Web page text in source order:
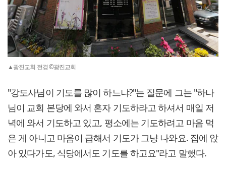
▲광진교회 전경 ©광진교회
"강도사님이 기도를 많이 하느냐?"는 질문에 그는 "하나
님이 교회 본당에 와서 혼자 기도하라고 하셔서 매일 저
녁에 와서 기도하고 있고, 평소에는 기도하려고 마음 먹
은 게 아니고 마음이 급해서 기도가 그냥 나와요. 집에 앉
아 있다가도, 식당에서도 기도를 하고요"라고 말했다.